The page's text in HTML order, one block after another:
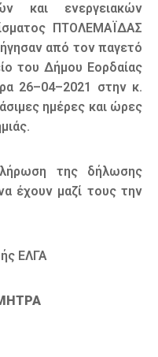
και ενεργειακών
ΠΤΟΛΕΜΑΪΔΑΣ
από τον παγετό
του Δήμου Εορδαίας
26–04–2021 στην κ.
ημέρες και ώρες
της δήλωσης
έχουν μαζί τους την
ΕΛΓΑ